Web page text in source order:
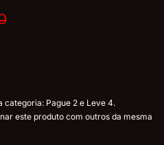
categoria: Pague 2 e Leve 4.
este produto com outros da mesma